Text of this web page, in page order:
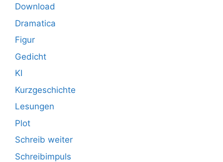
Download
Dramatica
Figur
Gedicht
KI
Kurzgeschichte
Lesungen
Plot
Schreib weiter
Schreibimpuls